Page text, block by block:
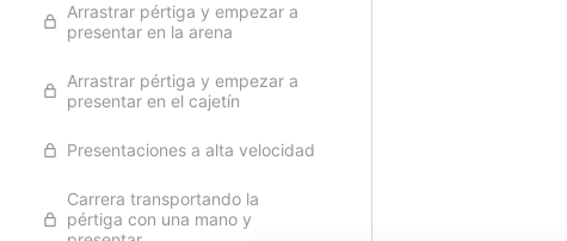
Arrastrar pértiga y empezar a
presentar en la arena
Arrastrar pértiga y empezar a
presentar en el cajetín
Presentaciones a alta velocidad
Carrera transportando la
pértiga con una mano y